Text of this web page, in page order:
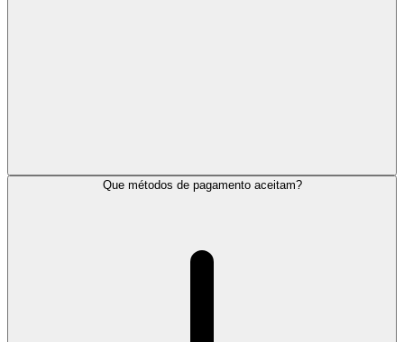
Que métodos de pagamento aceitam?